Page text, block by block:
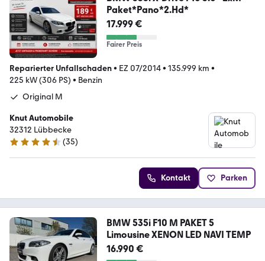
Paket*Pano*2.Hd*
17.999 €
Fairer Preis
Reparierter Unfallschaden• EZ 07/2014• 135.999 km •
225 kW (306 PS) • Benzin
Original M
Knut Automobile
32312 Lübbecke
4.6 Sterne
(35)
Kontakt Parken
BMW 535i F10 M PAKET 5
Limousine XENON LED NAVI TEMP
16.990 €